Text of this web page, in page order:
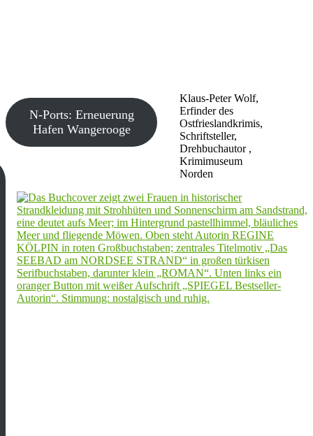
Klaus-Peter Wolf,
Erfinder des
Ostfrieslandkrimis,
Schriftsteller,
Drehbuchautor ,
Krimimuseum
Norden
N-Ports: Erneuerung
Hafen Wangerooge